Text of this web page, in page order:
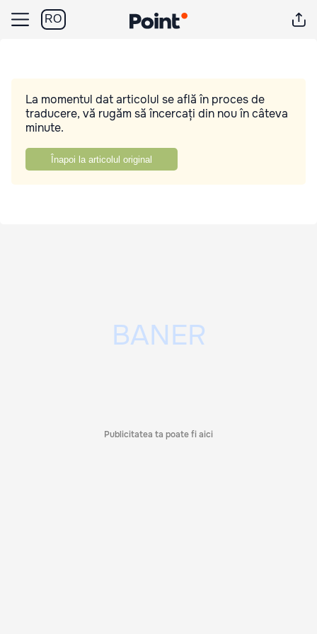
RO
La momentul dat articolul se află în proces de
traducere, vă rugăm să încercați din nou în câteva
minute.
Înapoi la articolul original
Publicitatea ta poate fi aici